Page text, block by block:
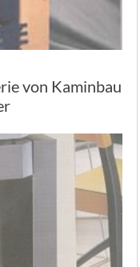
von Kaminbau